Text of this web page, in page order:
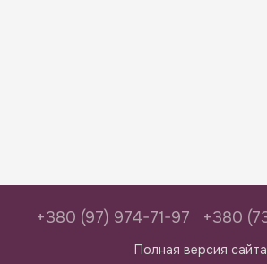
+380 (97) 974-71-97 +380
Полная версия сайта